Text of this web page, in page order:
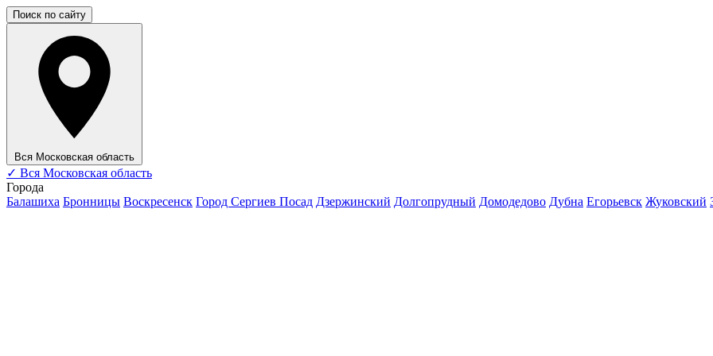
Поиск по сайту
Вся Московская область
✓ Вся Московская область
Города
Балашиха Бронницы Воскресенск Город Сергиев Посад Дзержинский Долгопрудный Домодедово Дубна Егорьевск Жуковский